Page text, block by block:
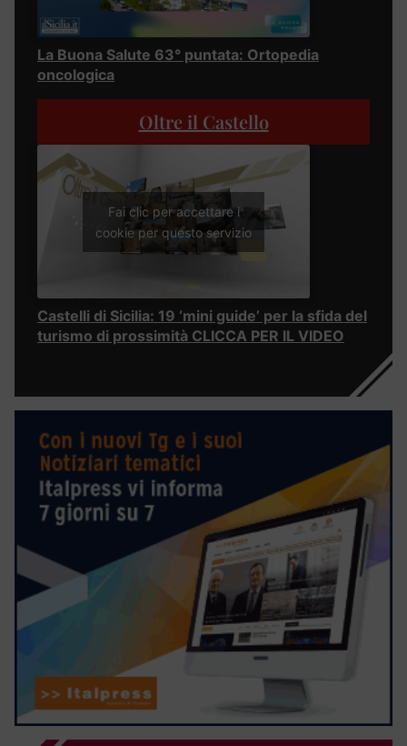
La Buona Salute 63° puntata: Ortopedia
oncologica
Oltre il Castello
Fai clic per accettare i
cookie per questo servizio
Castelli di Sicilia: 19 ‘mini guide’ per la sfida del
turismo di prossimità CLICCA PER IL VIDEO